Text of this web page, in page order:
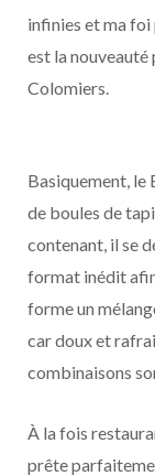
infinies et ma
est la nouveauté
Colomiers.
Basiquement, le
de boules de
contenant, il se
format inédit afin
forme un
car doux et
combinaisons
À la fois
prête